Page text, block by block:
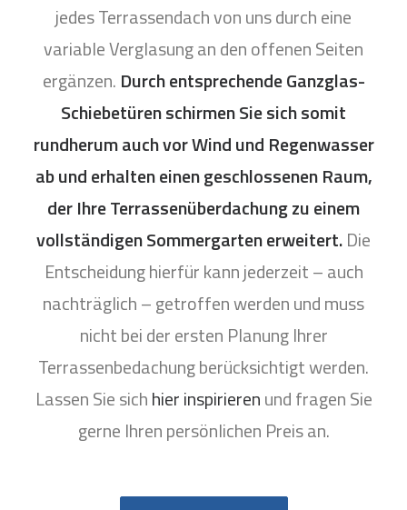
jedes Terrassendach von uns durch eine
variable Verglasung an den offenen Seiten
ergänzen. Durch entsprechende Ganzglas-
Schiebetüren schirmen Sie sich somit
rundherum auch vor Wind und Regenwasser
ab und erhalten einen geschlossenen Raum,
der Ihre Terrassenüberdachung zu einem
vollständigen Sommergarten erweitert.Die
Entscheidung hierfür kann jederzeit – auch
nachträglich – getroffen werden und muss
nicht bei der ersten Planung Ihrer
Terrassenbedachung berücksichtigt werden.
Lassen Sie sichhier inspirierenund fragen Sie
gerne Ihren persönlichen Preis an.